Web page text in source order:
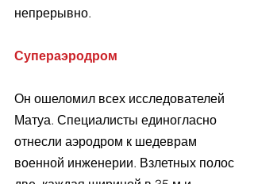
непрерывно.
Супераэродром
Он ошеломил всех исследователей
Матуа. Специалисты единогласно
отнесли аэродром к шедеврам
военной инженерии. Взлетных полос